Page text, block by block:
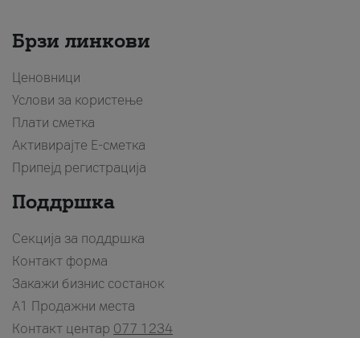
Брзи линкови
Ценовници
Услови за користење
Плати сметка
Активирајте Е-сметка
Припејд регистрација
Поддршка
Секција за поддршка
Контакт форма
Закажи бизнис состанок
A1 Продажни места
Контакт центар 077 1234